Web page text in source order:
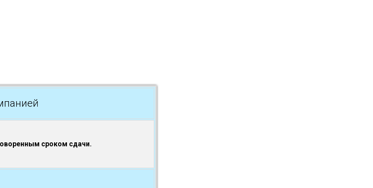
сроком сдачи.